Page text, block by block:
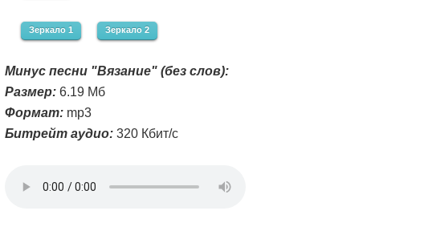
Зеркало 1 Зеркало 2
Минус песни "Вязание" (без слов):
Размер:6.19 Мб
Формат:mp3
Битрейт аудио:320 Кбит/с